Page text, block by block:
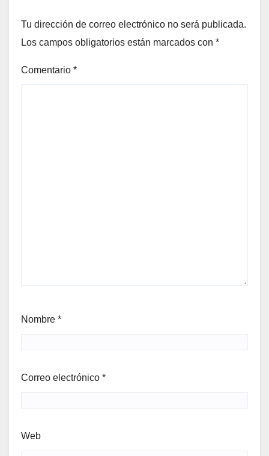
Tu dirección de correo electrónico no será publicada.
Los campos obligatorios están marcados con *
Comentario *
Nombre *
Correo electrónico *
Web